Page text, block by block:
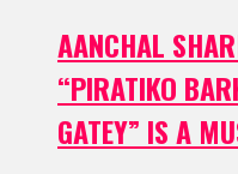
AANCHAL
“PIRATIKO
GATEY” IS A